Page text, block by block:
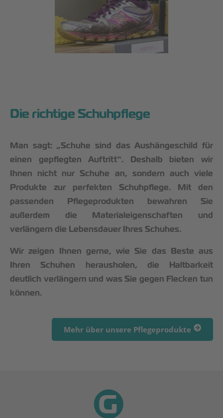
Die richtige Schuhpflege
Man sagt: „Schuhe sind das Aushängeschild für
einen gepflegten Auftritt“. Deshalb bieten wir
Ihnen nicht nur Schuhe an, sondern auch viele
Produkte zur perfekten Schuhpflege. Mit den
passenden Pflegeprodukten bewahren Sie
außerdem die Materialeigenschaften und
verlängern die Lebensdauer Ihres Schuhes.
Wir zeigen Ihnen gerne, wie Sie das Beste aus
Ihren Schuhen herausholen, die Haltbarkeit
deutlich verlängern und was Sie gegen Flecken tun
können.
Mehr über unsere Pflegeprodukte